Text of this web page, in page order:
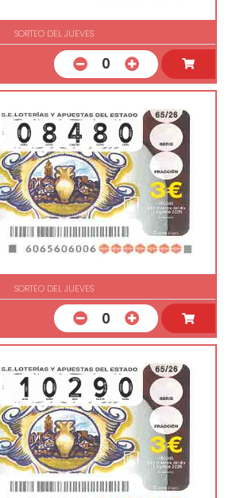
SORTEO DEL JUEVES
0
SORTEO DEL JUEVES
0